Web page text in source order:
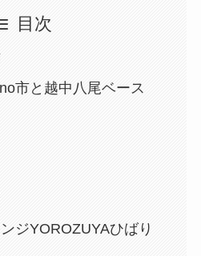
目次
市と越中八尾ベース
ジYOROZUYAひばり